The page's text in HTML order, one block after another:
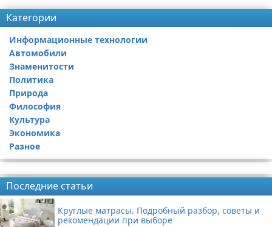
Категории
Информационные технологии
Автомобили
Знаменитости
Политика
Природа
Философия
Культура
Экономика
Разное
Последние статьи
Круглые матрасы. Подробный разбор, советы и
рекомендации при выборе